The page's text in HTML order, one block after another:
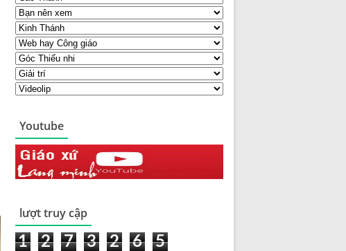
Youtube
lượt truy cập
1 2 7 3 2 6 5